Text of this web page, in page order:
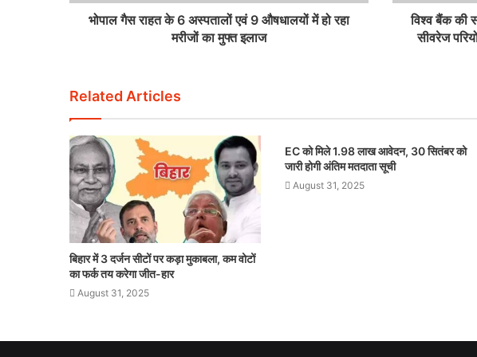
भोपाल गैस राहत के 6 अस्पतालों एवं 9 औषधालयों में हो रहा
मरीजों का मुफ्त इलाज
विश्व बैंक की
सीवरेज
Related Articles
बिहार में 3 दर्जन सीटों पर कड़ा मुकाबला, कम वोटों
का फर्क तय करेगा जीत-हार
August 31, 2025
EC को मिले 1.98 लाख आवेदन, 30 सितंबर को
जारी होगी अंतिम मतदाता सूची
August 31, 2025